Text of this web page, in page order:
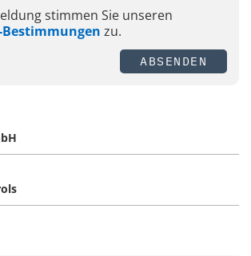
stimmen Sie unseren
zu.
ABSENDEN